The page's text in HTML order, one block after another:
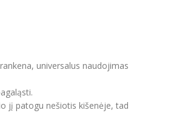
universalus naudojimas
jį patogu nešiotis kišenėje, tad